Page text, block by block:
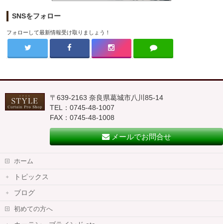
SNSをフォロー
フォローして最新情報受け取りましょう！
〒639-2163 奈良県葛城市八川85-14
TEL：0745-48-1007
FAX：0745-48-1008
メールでお問合せ
ホーム
トピックス
ブログ
初めての方へ